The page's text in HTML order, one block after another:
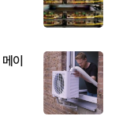
이